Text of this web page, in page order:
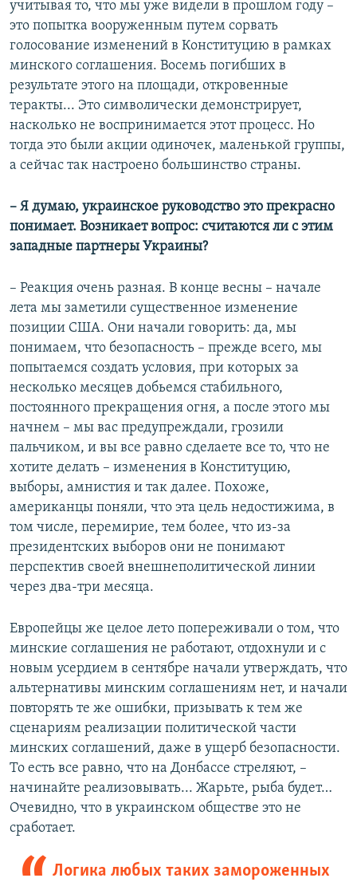
учитывая то, что мы уже видели в прошлом году –
это попытка вооруженным путем сорвать
голосование изменений в Конституцию в рамках
минского соглашения. Восемь погибших в
результате этого на площади, откровенные
теракты... Это символически демонстрирует,
насколько не воспринимается этот процесс. Но
тогда это были акции одиночек, маленькой группы,
а сейчас так настроено большинство страны.
–​ Я думаю, украинское руководство это прекрасно
понимает. Возникает вопрос: считаются ли с этим
западные партнеры Украины?
–​ Реакция очень разная. В конце весны – начале
лета мы заметили существенное изменение
позиции США. Они начали говорить: да, мы
понимаем, что безопасность – прежде всего, мы
попытаемся создать условия, при которых за
несколько месяцев добьемся стабильного,
постоянного прекращения огня, а после этого мы
начнем – мы вас предупреждали, грозили
пальчиком, и вы все равно сделаете все то, что не
хотите делать – изменения в Конституцию,
выборы, амнистия и так далее. Похоже,
американцы поняли, что эта цель недостижима, в
том числе, перемирие, тем более, что из-за
президентских выборов они не понимают
перспектив своей внешнеполитической линии
через два-три месяца.
Европейцы же целое лето попереживали о том, что
минские соглашения не работают, отдохнули и с
новым усердием в сентябре начали утверждать, что
альтернативы минским соглашениям нет, и начали
повторять те же ошибки, призывать к тем же
сценариям реализации политической части
минских соглашений, даже в ущерб безопасности.
То есть все равно, что на Донбассе стреляют, –
начинайте реализовывать... Жарьте, рыба будет…
Очевидно, что в украинском обществе это не
сработает.
Логика любых таких замороженных